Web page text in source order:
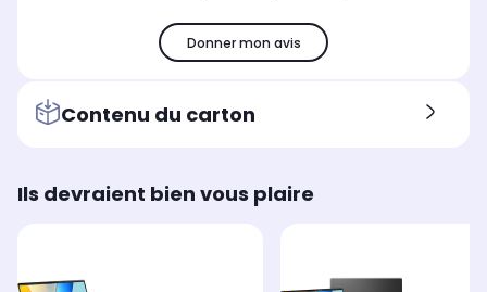
Donner mon avis
Contenu du carton
Ils devraient bien vous plaire